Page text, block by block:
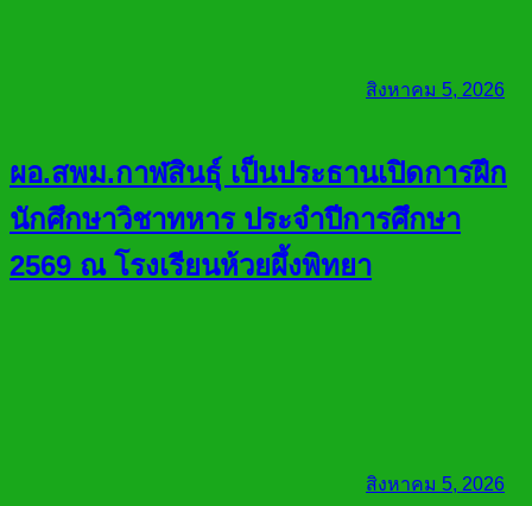
สิงหาคม 5, 2026
ผอ.สพม.กาฬสินธุ์ เป็นประธานเปิดการฝึก
นักศึกษาวิชาทหาร ประจำปีการศึกษา
2569 ณ โรงเรียนห้วยผึ้งพิทยา
สิงหาคม 5, 2026